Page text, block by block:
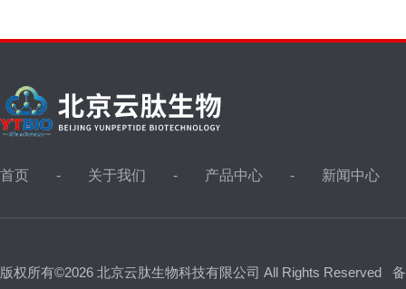
首页 关于我们 产品中心 新闻中心
版权所有©2026 北京云肽生物科技有限公司 All Rights Reserved